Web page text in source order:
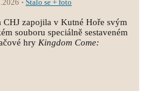
Stalo se + foto
CHJ zapojila v Kutné Hoře svým
souboru speciálně sestaveném
hry Kingdom Come: